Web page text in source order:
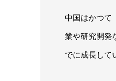
中国はかつて
業や研究開発
でに成長して